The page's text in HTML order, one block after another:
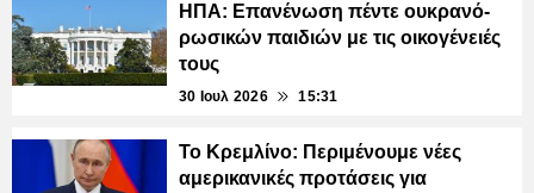
ΗΠΑ: Επανένωση πέντε ουκρανό-
ρωσικών παιδιών με τις οικογένειές
τους
30 Ιουλ 2026 15:31
Το Κρεμλίνο: Περιμένουμε νέες
αμερικανικές προτάσεις για